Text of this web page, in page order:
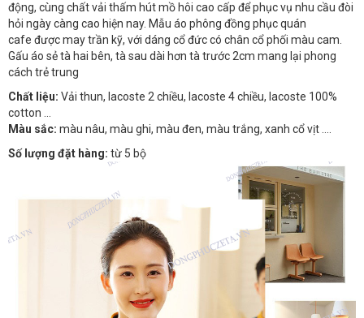
động, cùng chất vải thấm hút mồ hôi cao cấp để phục vụ nhu cầu đòi
hỏi ngày càng cao hiện nay. Mẫu áo phông đồng phục quán
cafe được may trần kỹ, với dáng cổ đức có chân cổ phối màu cam.
Gấu áo sẻ tà hai bên, tà sau dài hơn tà trước 2cm mang lại phong
cách trẻ trung
Chất liệu: Vải thun, lacoste 2 chiều, lacoste 4 chiều, lacoste 100%
cotton ...
Màu sắc: màu nâu, màu ghi, màu đen, màu trắng, xanh cổ vịt ....
Số lượng đặt hàng: từ 5 bộ